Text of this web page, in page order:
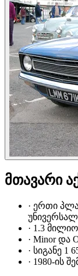
მთავარი
· ერთი
· 1.3
· Minor და
· სიგანე 1
· 1980-ის